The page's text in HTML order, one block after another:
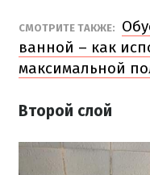
СМОТРИТЕ ТАКЖЕ:
ванной – как
максимальной
Второй слой